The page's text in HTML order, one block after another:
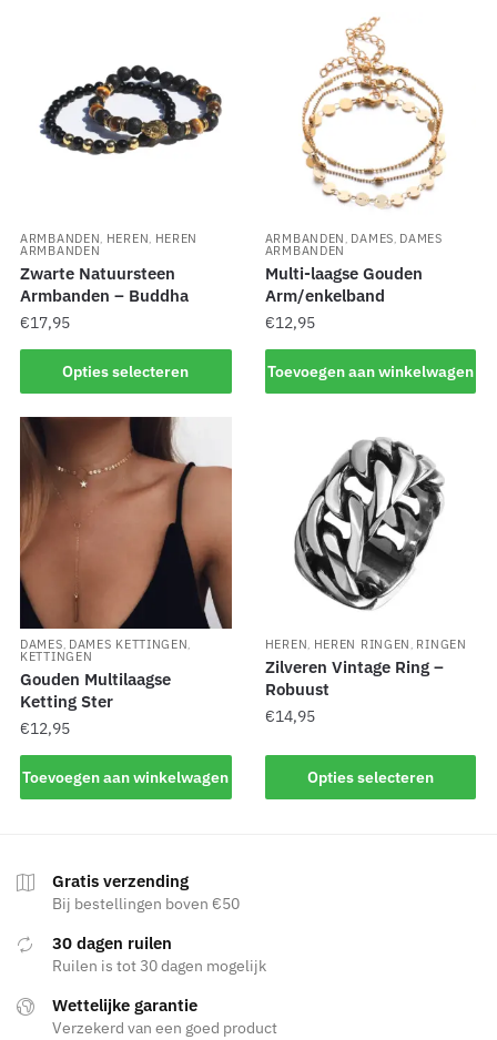
ARMBANDEN, HEREN, HEREN
ARMBANDEN
Zwarte Natuursteen
Armbanden – Buddha
€17,95
Opties selecteren
ARMBANDEN, DAMES, DAMES
ARMBANDEN
Multi-laagse Gouden
Arm/enkelband
€12,95
Toevoegen aan winkelwagen
DAMES DAMES KETTINGEN
KETTINGEN
Gouden Multilaagse
Ketting Ster
€12,95
Toevoegen aan winkelwagen
HEREN HEREN RINGEN RINGEN
Zilveren Vintage Ring –
Robuust
€14,95
Opties selecteren
Gratis verzending
Bij bestellingen boven €50
30 dagen ruilen
Ruilen is tot 30 dagen mogelijk
Wettelijke garantie
Verzekerd van een goed product